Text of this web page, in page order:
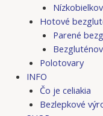
Hotové
Parené
Polotovary
INFO
Čo je celiakia
Bezlepkové